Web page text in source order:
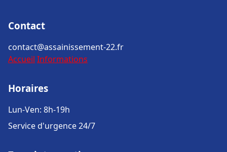
Contact
contact@assainissement-22.fr
Accueil Informations
Horaires
Lun-Ven: 8h-19h
Service d'urgence 24/7